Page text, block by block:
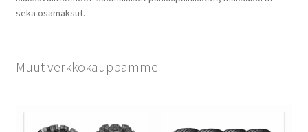
sekä osamaksut.
Muut verkkokauppamme